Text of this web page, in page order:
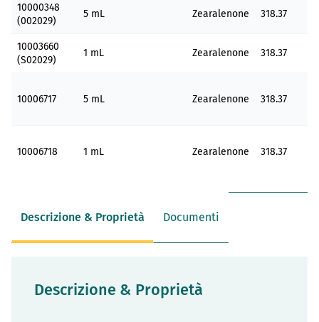
prodotti
raggruppati
10000348
(002029)
5 mL Zearalenone 318.37
10003660
(S02029)
1 mL Zearalenone 318.37
10006717 5 mL Zearalenone 318.37
10006718 1 mL Zearalenone 318.37
Descrizione & Proprietà Documenti
Descrizione & Proprietà